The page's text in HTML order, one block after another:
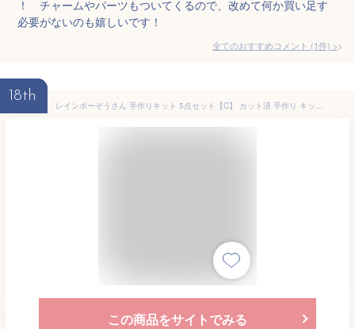
！ チャームやパーツもついてくるので、改めて何か買い足す
必要がないのも嬉しいです！
全てのおすすめコメント (1件) >
18th
レインボーぞうさん 手作りキット 5点セット【C】 カット済 手作り キット 入園 入学 テッテ 準備 材料セット
この商品をサイトでみる